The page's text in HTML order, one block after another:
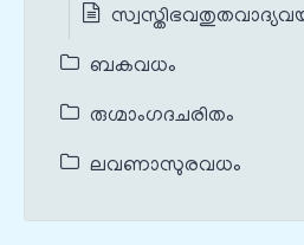
ബകവധം
രുഗ്മാംഗദചരിതം
ലവണാസുരവധം